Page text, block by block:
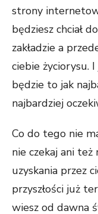
strony
będziesz chciał
zakładzie a
ciebie życiorysu.
będzie to jak
najbardziej
Co do tego nie
nie czekaj ani
uzyskania przez
przyszłości już
wiesz od dawna